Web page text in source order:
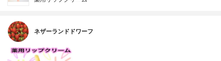
ネザーランドドワーフ